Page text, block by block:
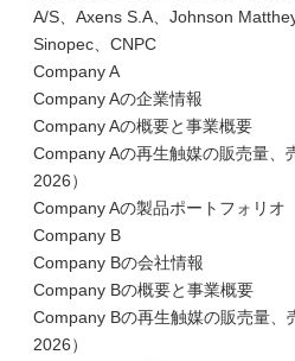
A/S、Axens S.A、Johnson
Sinopec、CNPC
Company A
Company Aの企業情報
Company Aの概要と事業概要
Company Aの再生触媒の販売量、
2026）
Company Aの製品ポートフォリオ
Company B
Company Bの会社情報
Company Bの概要と事業概要
Company Bの再生触媒の販売量、
2026）